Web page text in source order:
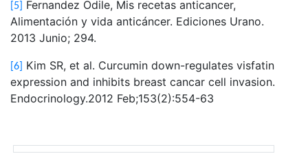
[5]
Fernandez Odile, Mis recetas anticancer,
Alimentación y vida anticáncer. Ediciones Urano.
2013 Junio; 294.
[6]
Kim SR, et al. Curcumin down-regulates visfatin
expression and inhibits breast cancar cell invasion.
Endocrinology.2012 Feb;153(2):554-63